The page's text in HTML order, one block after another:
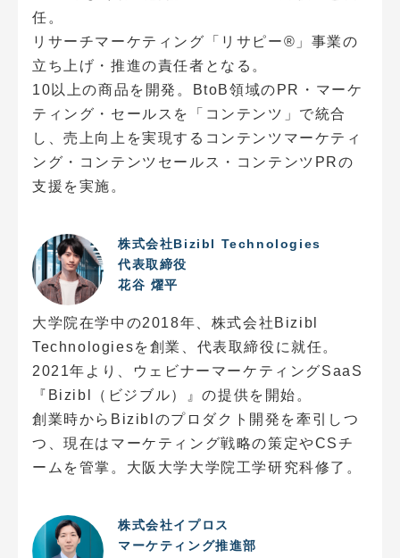
任。
リサーチマーケティング「リサピー®️」事業の
立ち上げ・推進の責任者となる。
10以上の商品を開発。BtoB領域のPR・マーケ
ティング・セールスを「コンテンツ」で統合
し、売上向上を実現するコンテンツマーケティ
ング・コンテンツセールス・コンテンツPRの
支援を実施。
株式会社Bizibl Technologies
代表取締役
花谷 燿平
大学院在学中の2018年、株式会社Bizibl
Technologiesを創業、代表取締役に就任。
2021年より、ウェビナーマーケティングSaaS
『Bizibl（ビジブル）』の提供を開始。
創業時からBiziblのプロダクト開発を牽引しつ
つ、現在はマーケティング戦略の策定やCSチ
ームを管掌。大阪大学大学院工学研究科修了。
株式会社イプロス
マーケティング推進部